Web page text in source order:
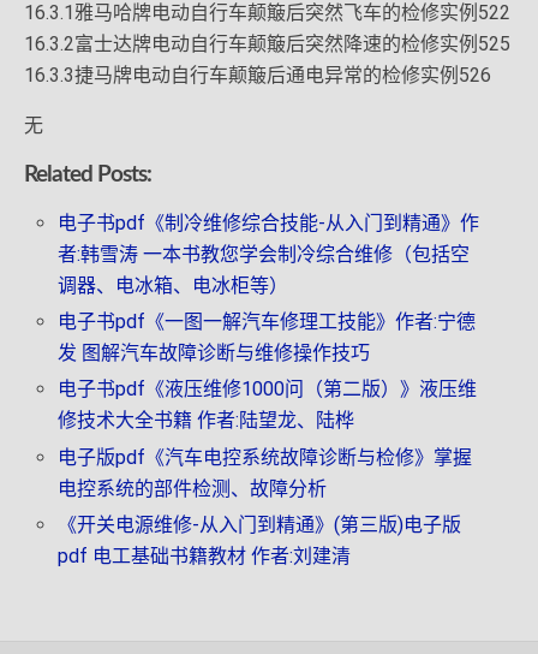
16.3.1雅马哈牌电动自行车颠簸后突然飞车的检修实例522
16.3.2富士达牌电动自行车颠簸后突然降速的检修实例525
16.3.3捷马牌电动自行车颠簸后通电异常的检修实例526
无
Related Posts:
电子书pdf《制冷维修综合技能-从入门到精通》作
者:韩雪涛 一本书教您学会制冷综合维修（包括空
调器、电冰箱、电冰柜等）
电子书pdf《一图一解汽车修理工技能》作者:宁德
发 图解汽车故障诊断与维修操作技巧
电子书pdf《液压维修1000问（第二版）》液压维
修技术大全书籍 作者:陆望龙、陆桦
电子版pdf《汽车电控系统故障诊断与检修》掌握
电控系统的部件检测、故障分析
《开关电源维修-从入门到精通》(第三版)电子版
pdf 电工基础书籍教材 作者:刘建清